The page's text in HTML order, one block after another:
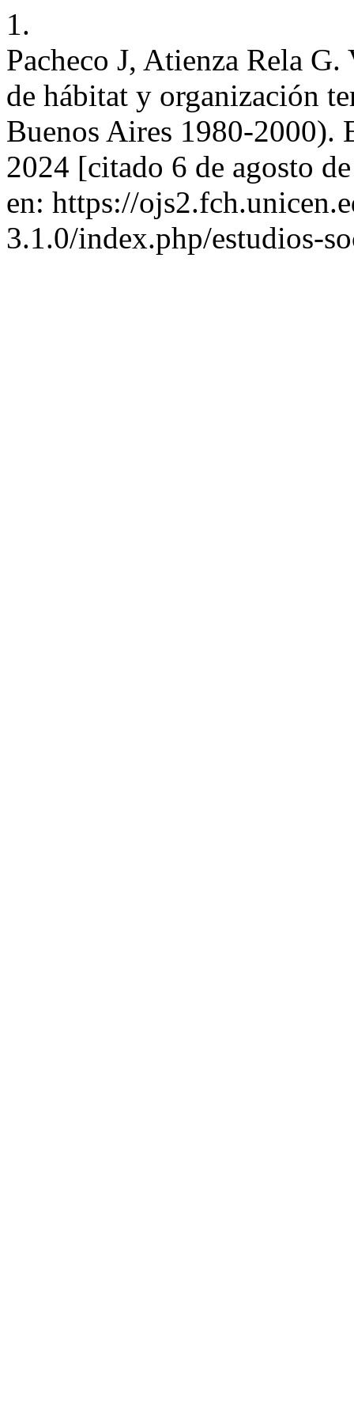
1.
Pacheco J, Atienza Rela
de hábitat y organización
Buenos Aires 1980-2000).
2024 [citado 6 de agosto
en: https://
3.1.0/index.php/estudios-